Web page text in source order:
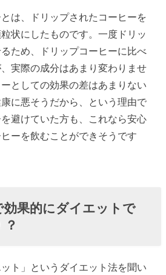
は、ドリップされたコーヒーを
状にしたものです。一度ドリッ
ため、ドリップコーヒーに比べ
実際の成分はあまり変わりませ
としての効果の差はあまりない
に悪そうだから、という理由で
避けていた方も、これなら安心
ーを飲むことができそうです
効果的にダイエットで
ット」というダイエット法を聞い